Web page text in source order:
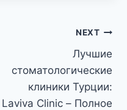
NEXT
Лучшие
стоматологические
клиники Турции:
Laviva Clinic – Полное